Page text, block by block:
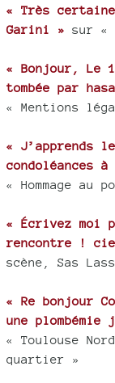
« Très
Garini » sur «
« Bonjour, Le
tombée par
« Mentions
« J’apprends
condoléances
« Hommage au
« Écrivez moi
rencontre !
scène, Sas
« Re bonjour
une
« Toulouse
quartier »